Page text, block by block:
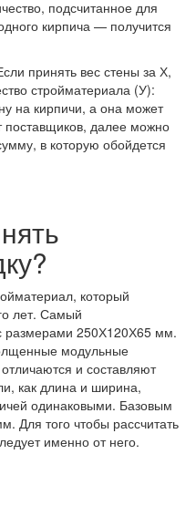
подсчитанное для
кирпича — получится
принять вес стены за Х,
стройматериала (У):
на кирпичи, а она может
поставщиков, далее можно
в которую обойдется
который
лет. Самый
размерами 250Х120Х65 мм.
модульные
и составляют
как длина и ширина,
одинаковыми. Базовым
Для того чтобы рассчитать
именно от него.